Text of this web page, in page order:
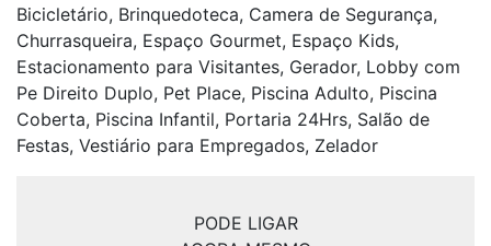
PODE LIGAR
Bicicletário, Brinquedoteca, Camera de Segurança,
Churrasqueira, Espaço Gourmet, Espaço Kids,
Estacionamento para Visitantes, Gerador, Lobby com
Pe Direito Duplo, Pet Place, Piscina Adulto, Piscina
Coberta, Piscina Infantil, Portaria 24Hrs, Salão de
Festas, Vestiário para Empregados, Zelador